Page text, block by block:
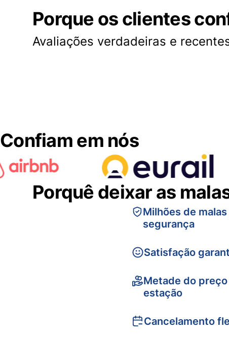
Porque os clientes
Avaliações verdadeiras e
Confiam em nós
Porquê deixar as
Milhões de
segurança
Satisfação
Metade do
estação
Cancelamento